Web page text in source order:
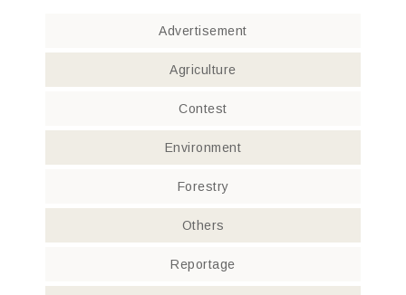
Advertisement
Agriculture
Contest
Environment
Forestry
Others
Reportage